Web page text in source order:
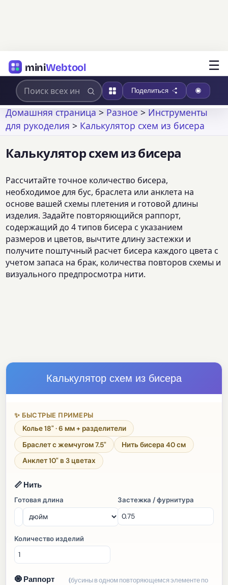
miniWebtool ☰
Поделиться
Домашняя страница>Разное>Инструменты
для рукоделия > Калькулятор схем из бисера
Калькулятор схем из бисера
Рассчитайте точное количество бисера,
необходимое для бус, браслета или анклета на
основе вашей схемы плетения и готовой длины
изделия. Задайте повторяющийся раппорт,
содержащий до 4 типов бисера с указанием
размеров и цветов, вычтите длину застежки и
получите поштучный расчет бисера каждого цвета с
учетом запаса на брак, количества повторов схемы и
визуального предпросмотра нити.
Калькулятор схем из бисера
✨ БЫСТРЫЕ ПРИМЕРЫ
Колье 18" · 6 мм + разделители
Браслет с жемчугом 7.5"
Нить бисера 40 см
Анклет 10" в 3 цветах
📏 Нить
Готовая длина Застежка / фурнитура
Количество изделий
🧿 Раппорт
(бусины в одном повторяющемся элементе по